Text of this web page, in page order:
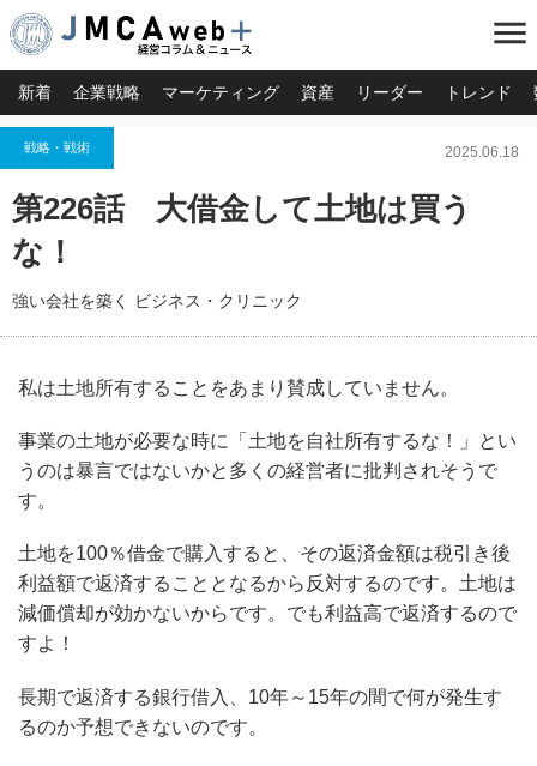
menu
新着 企業戦略 マーケティング 資産 リーダー トレンド
戦略・戦術 2025.06.18
第226話 大借金して土地は買う
な！
強い会社を築く ビジネス・クリニック
私は土地所有することをあまり賛成していません。
事業の土地が必要な時に「土地を自社所有するな！」とい
うのは暴言ではないかと多くの経営者に批判されそうで
す。
土地を100％借金で購入すると、その返済金額は税引き後
利益額で返済することとなるから反対するのです。土地は
減価償却が効かないからです。でも利益高で返済するので
すよ！
長期で返済する銀行借入、10年～15年の間で何が発生す
るのか予想できないのです。